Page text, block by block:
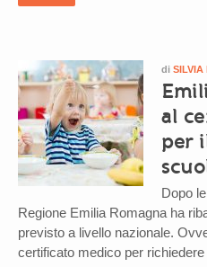
di SILVIA
al
per
Dopo
Regione Emilia Romagna ha
previsto a livello nazionale.
certificato medico per